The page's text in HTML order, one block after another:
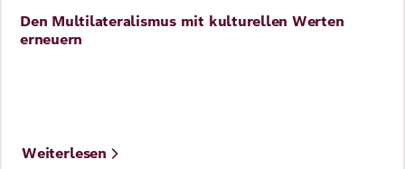
Fellows
Weizsäcker
Perspective
Den Multilateralismus mit kulturellen Werten
erneuern
Weiterlesen